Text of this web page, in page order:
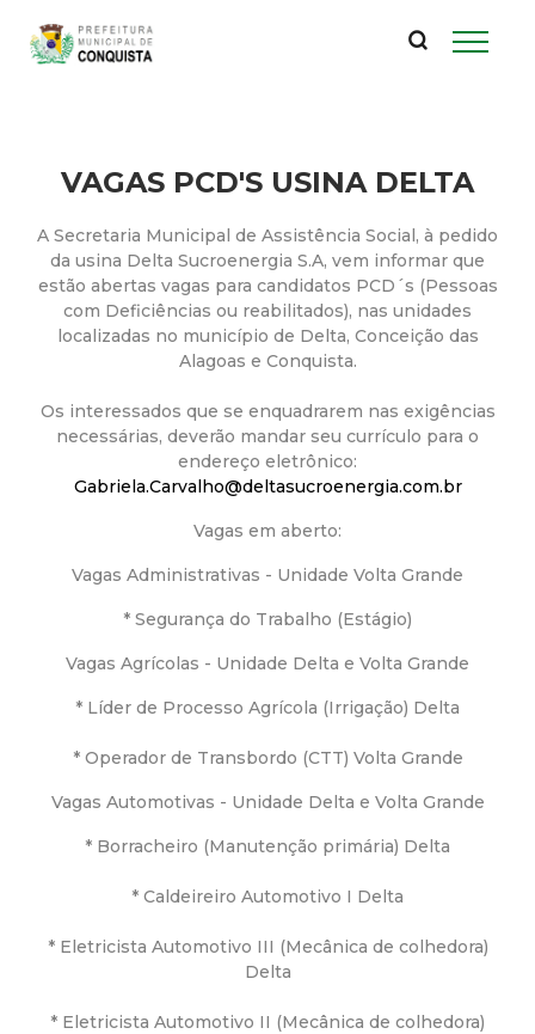
P
f
e
i
u
u
n
c
p
a
VAGAS PCD'S USINA DELTA
A Secretaria Municipal de Assistência Social, à pedido
da usina Delta Sucroenergia S.A, vem informar que
estão abertas vagas para candidatos PCD´s (Pessoas
com Deficiências ou reabilitados), nas unidades
localizadas no município de Delta, Conceição das
Alagoas e Conquista.
Os interessados que se enquadrarem nas exigências
necessárias, deverão mandar seu currículo para o
endereço eletrônico:
Gabriela.Carvalho@deltasucroenergia.com.br
Vagas em aberto:
Vagas Administrativas - Unidade Volta Grande
* Segurança do Trabalho (Estágio)
Vagas Agrícolas - Unidade Delta e Volta Grande
* Líder de Processo Agrícola (Irrigação) Delta
* Operador de Transbordo (CTT) Volta Grande
Vagas Automotivas - Unidade Delta e Volta Grande
* Borracheiro (Manutenção primária) Delta
* Caldeireiro Automotivo I Delta
* Eletricista Automotivo III (Mecânica de colhedora)
Delta
* Eletricista Automotivo II (Mecânica de colhedora)